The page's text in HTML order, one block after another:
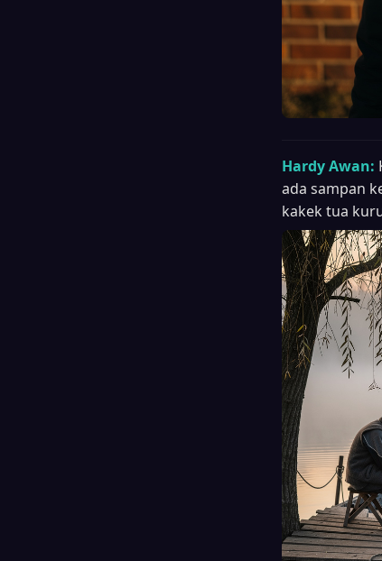
Hardy Awan:
ada sampan
kakek tua